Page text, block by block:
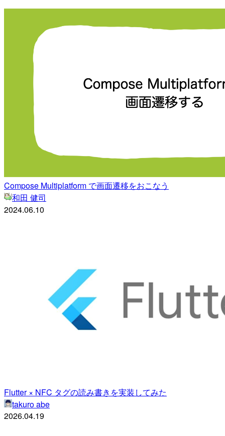
Compose Multiplatform で画面遷移をおこなう
和田 健司
2024.06.10
Flutter × NFC タグの読み書きを実装してみた
takuro abe
2026.04.19